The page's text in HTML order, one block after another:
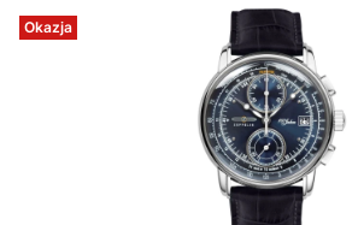
Okazja